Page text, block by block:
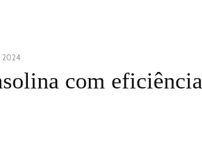
2024
18,
2024
com eficiência